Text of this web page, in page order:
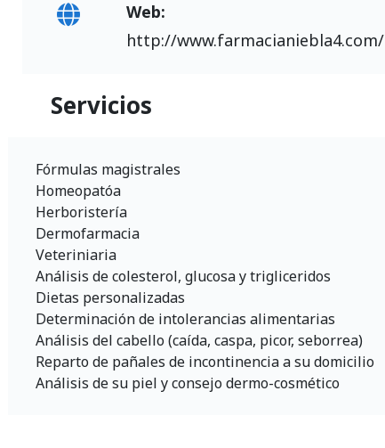
Web:
http://www.farmacianiebla4.com/
Servicios
Fórmulas magistrales
Homeopatóa
Herboristería
Dermofarmacia
Veteriniaria
Análisis de colesterol, glucosa y trigliceridos
Dietas personalizadas
Determinación de intolerancias alimentarias
Análisis del cabello (caída, caspa, picor, seborrea)
Reparto de pañales de incontinencia a su domicilio
Análisis de su piel y consejo dermo-cosmético